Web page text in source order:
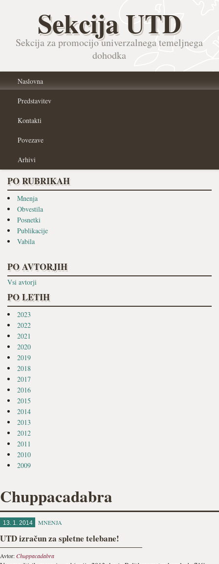
Sekcija UTD
Sekcija za promocijo univerzalnega temeljnega
dohodka
Naslovna
Predstavitev
Kontakti
Povezave
Arhivi
PO RUBRIKAH
Mnenja
Obvestila
Posnetki
Publikacije
Vabila
PO AVTORJIH
Vsi avtorji
PO LETIH
2023
2022
2021
2020
2019
2018
2017
2016
2015
2014
2013
2012
2011
2010
2009
Chuppacadabra
13. 1. 2014 MNENJA
UTD izračun za spletne telebane!
Avtor:Chuppacadabra